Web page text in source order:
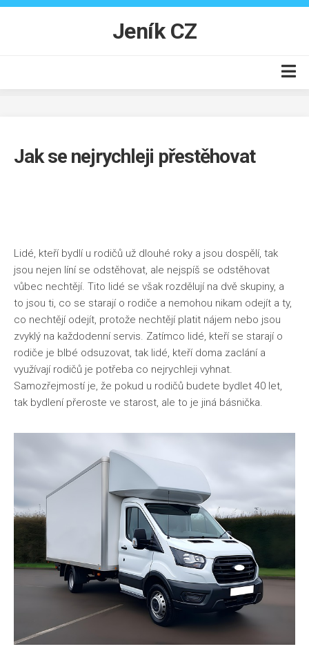
Skip
Jeník CZ
Byt
Vzdělání
Jak se nejrychleji přestěhovat
Lidé, kteří bydlí u rodičů už dlouhé roky a jsou dospělí, tak
jsou nejen líní se odstěhovat, ale nejspíš se odstěhovat
vůbec nechtějí. Tito lidé se však rozdělují na dvě skupiny, a
to jsou ti, co se starají o rodiče a nemohou nikam odejít a ty,
co nechtějí odejít, protože nechtějí platit nájem nebo jsou
zvyklý na každodenní servis. Zatímco lidé, kteří se starají o
rodiče je blbé odsuzovat, tak lidé, kteří doma zaclání a
využívají rodičů je potřeba co nejrychleji vyhnat.
Samozřejmostí je, že pokud u rodičů budete bydlet 40 let,
tak bydlení přeroste ve starost, ale to je jiná básnička.